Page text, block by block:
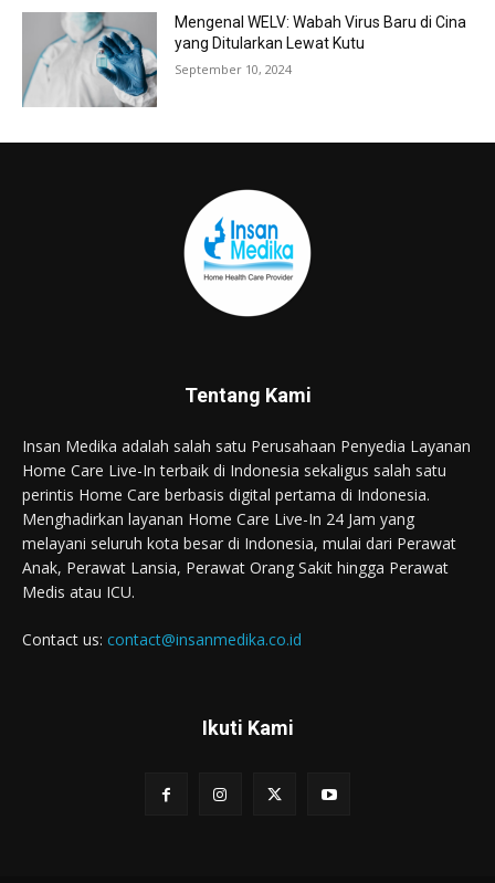
Mengenal WELV: Wabah Virus Baru di Cina
yang Ditularkan Lewat Kutu
September 10, 2024
Tentang Kami
Insan Medika adalah salah satu Perusahaan Penyedia Layanan
Home Care Live-In terbaik di Indonesia sekaligus salah satu
perintis Home Care berbasis digital pertama di Indonesia.
Menghadirkan layanan Home Care Live-In 24 Jam yang
melayani seluruh kota besar di Indonesia, mulai dari Perawat
Anak, Perawat Lansia, Perawat Orang Sakit hingga Perawat
Medis atau ICU.
Contact us: contact@insanmedika.co.id
Ikuti Kami